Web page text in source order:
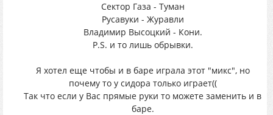
Сектор Газа - Туман
Русавуки - Журавли
Владимир Высоцкий - Кони.
P.S. и то лишь обрывки.
Я хотел еще чтобы и в баре играла этот "микс", но
почему то у сидора только играет((
Так что если у Вас прямые руки то можете заменить и в
баре.